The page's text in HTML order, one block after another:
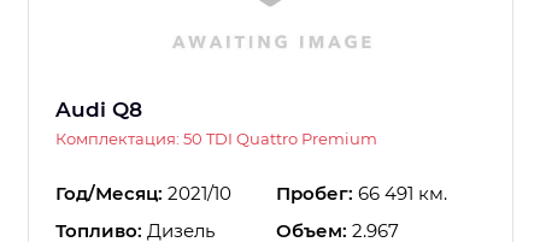
Audi Q8
Комплектация: 50 TDI Quattro Premium
Год/Месяц: 2021/10 Пробег: 66 491 км.
Топливо: Дизель Объем: 2.967